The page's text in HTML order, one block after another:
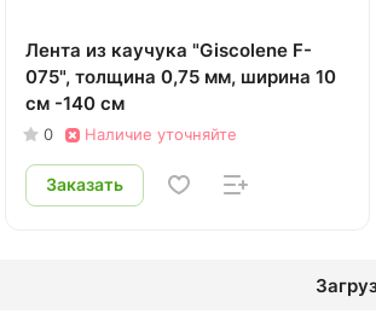
Лента из каучука "Giscolene F-
075", толщина 0,75 мм, ширина 10
см -140 см
0 Наличие уточняйте
Заказать